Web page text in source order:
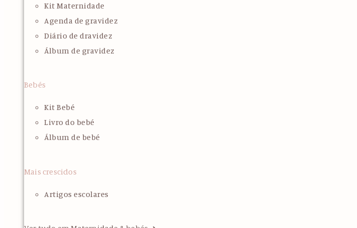
Kit Maternidade
Agenda de gravidez
Diário de dravidez
Álbum de gravidez
Bebés
Kit Bebé
Livro do bebé
Álbum de bebé
Mais crescidos
Artigos escolares